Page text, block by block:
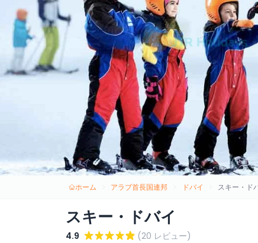
ホーム アラブ首長国連邦 ドバイ スキー・ド
スキー・ドバイ
4.9
(20 レビュー)